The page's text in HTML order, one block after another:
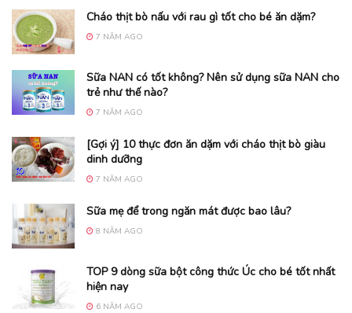
Cháo thịt bò nấu với rau gì tốt cho bé ăn dặm?
7 NĂM AGO
Sữa NAN có tốt không? Nên sử dụng sữa NAN cho
trẻ như thế nào?
7 NĂM AGO
[Gợi ý] 10 thực đơn ăn dặm với cháo thịt bò giàu
dinh dưỡng
7 NĂM AGO
Sữa mẹ để trong ngăn mát được bao lâu?
8 NĂM AGO
TOP 9 dòng sữa bột công thức Úc cho bé tốt nhất
hiện nay
6 NĂM AGO